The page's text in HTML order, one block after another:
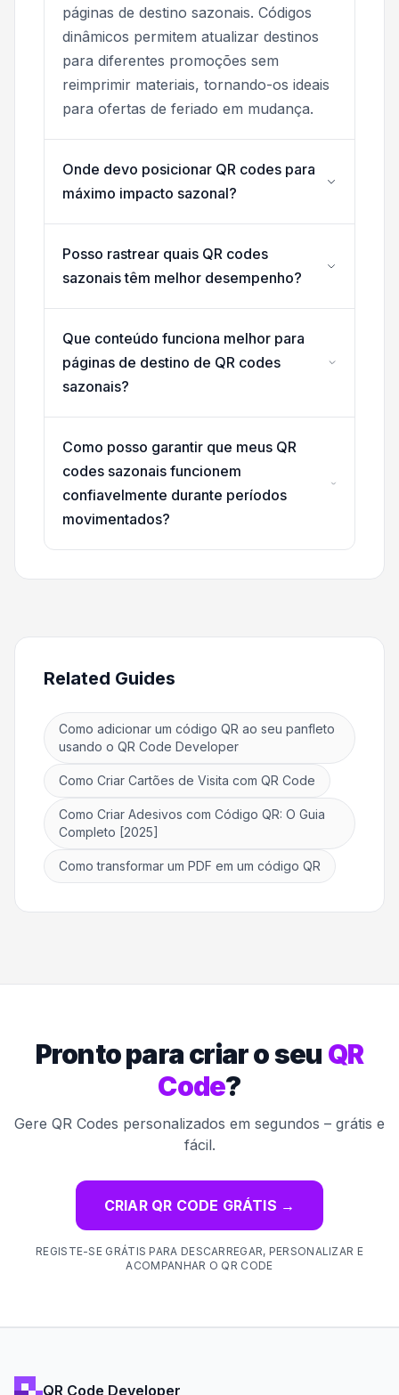
páginas de destino sazonais. Códigos
dinâmicos permitem atualizar destinos
para diferentes promoções sem
reimprimir materiais, tornando-os ideais
para ofertas de feriado em mudança.
Onde devo posicionar QR codes para
máximo impacto sazonal?
Posso rastrear quais QR codes
sazonais têm melhor desempenho?
Que conteúdo funciona melhor para
páginas de destino de QR codes
sazonais?
Como posso garantir que meus QR
codes sazonais funcionem
confiavelmente durante períodos
movimentados?
Related Guides
Como adicionar um código QR ao seu panfleto
usando o QR Code Developer
Como Criar Cartões de Visita com QR Code
Como Criar Adesivos com Código QR: O Guia
Completo [2025]
Como transformar um PDF em um código QR
Pronto para criar o seu QR
Code?
Gere QR Codes personalizados em segundos – grátis e
fácil.
CRIAR QR CODE GRÁTIS →
REGISTE-SE GRÁTIS PARA DESCARREGAR, PERSONALIZAR E
ACOMPANHAR O QR CODE
QR Code Developer